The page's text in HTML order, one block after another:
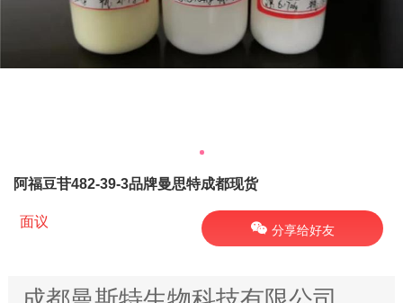
阿福豆苷482-39-3品牌曼思特成都现货
面议
分享给好友